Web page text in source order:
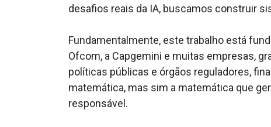
desafios reais da IA, buscamos construir
Fundamentalmente, este trabalho está
Ofcom, a Capgemini e muitas empresas,
políticas públicas e órgãos reguladores,
matemática, mas sim a matemática que
responsável.